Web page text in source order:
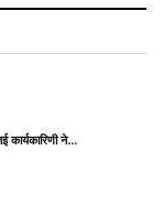
कार्यकारिणी ने…